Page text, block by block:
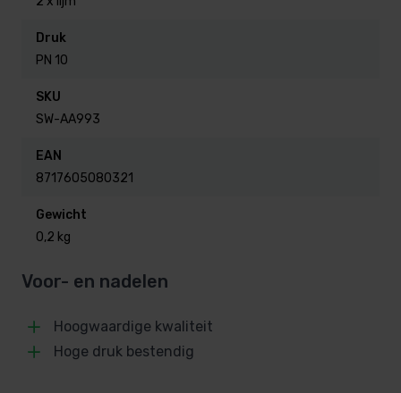
waterleidingsysteem gesloten of geopend kan
worden.
type koppeling: kogelkraan
diameter: Ø 50 mm
max. werkdruk: 10 ato
Druk
PN 10
SKU
SW-AA993
EAN
8717605080321
Gewicht
0,2 kg
Voor- en nadelen
Hoogwaardige kwaliteit
Hoge druk bestendig